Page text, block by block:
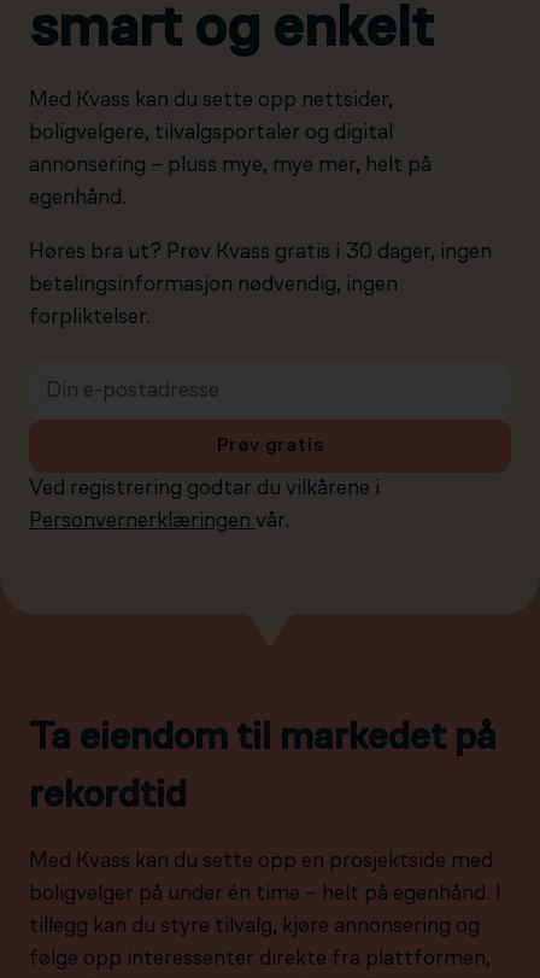
smart og enkelt
Med Kvass kan du sette opp nettsider,
boligvelgere, tilvalgsportaler og digital
annonsering – pluss mye, mye mer, helt på
egenhånd.
Høres bra ut? Prøv Kvass gratis i 30 dager, ingen
betalingsinformasjon nødvendig, ingen
forpliktelser.
Ved registrering godtar du vilkårene i
Personvernerklæringen vår.
Prøv gratis
Ta eiendom til markedet på
rekordtid
Med Kvass kan du sette opp en prosjektside med
boligvelger på under én time – helt på egenhånd. I
tillegg kan du styre tilvalg, kjøre annonsering og
følge opp interessenter direkte fra plattformen,